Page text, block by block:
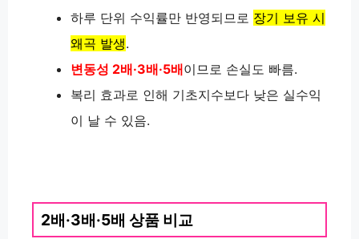
하루 단위 수익률만 반영되므로 장기 보유 시
왜곡 발생.
변동성 2배·3배·5배이므로 손실도 빠름.
복리 효과로 인해 기초지수보다 낮은 실수익
이 날 수 있음.
2배·3배·5배 상품 비교